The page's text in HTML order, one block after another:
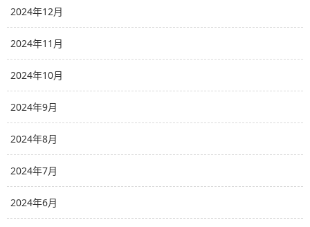
2024年12月
2024年11月
2024年10月
2024年9月
2024年8月
2024年7月
2024年6月